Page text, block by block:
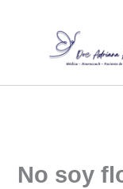
No soy